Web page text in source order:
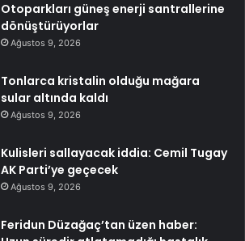
Otoparkları güneş enerji santrallerine
dönüştürüyorlar
Ağustos 9, 2026
Tonlarca kristalin olduğu mağara
sular altında kaldı
Ağustos 9, 2026
Kulisleri sallayacak iddia: Cemil Tugay
AK Parti’ye geçecek
Ağustos 9, 2026
Feridun Düzağaç’tan üzen haber: